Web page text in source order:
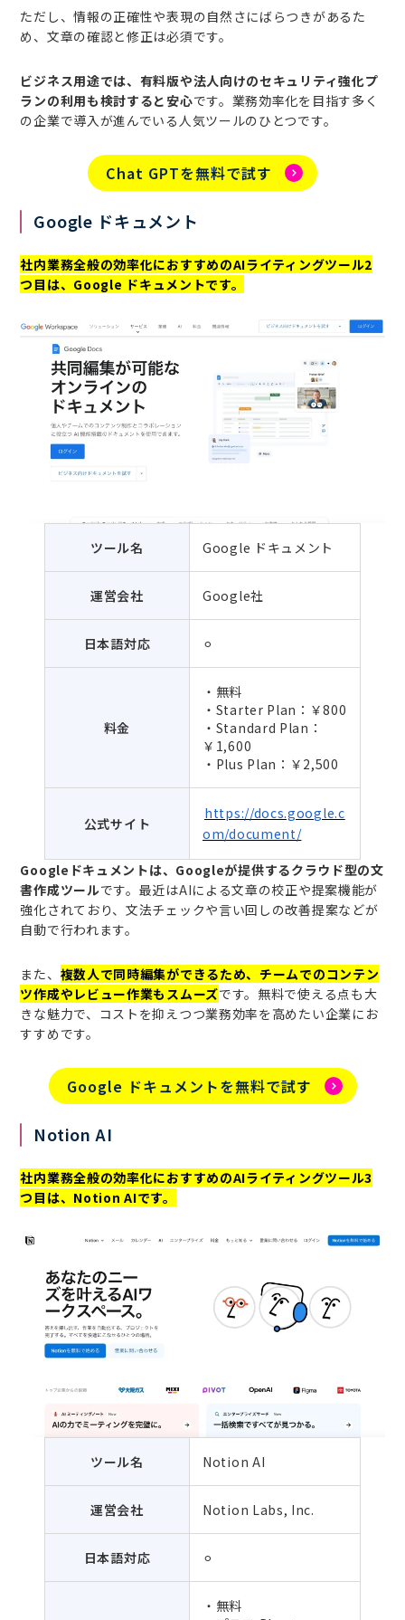
ただし、情報の正確性や表現の自然さにばらつきがあるた
め、文章の確認と修正は必須です。
ビジネス用途では、有料版や法人向けのセキュリティ強化プ
ランの利用も検討すると安心です。業務効率化を目指す多く
の企業で導入が進んでいる人気ツールのひとつです。
Chat GPTを無料で試す
Google ドキュメント
社内業務全般の効率化におすすめのAIライティングツール2
つ目は、Google ドキュメントです。
ツール名 Google ドキュメント
運営会社 Google社
日本語対応 ⚪︎
料金
・無料
・Starter Plan：￥800
・Standard Plan：
￥1,600
・Plus Plan：￥2,500
公式サイト
https://docs.google.c
om/document/
Googleドキュメントは、Googleが提供するクラウド型の文
書作成ツールです。最近はAIによる文章の校正や提案機能が
強化されており、文法チェックや言い回しの改善提案などが
自動で行われます。
また、 複数人で同時編集ができるため、チームでのコンテン
ツ作成やレビュー作業もスムーズです。無料で使える点も大
きな魅力で、コストを抑えつつ業務効率を高めたい企業にお
すすめです。
Google ドキュメントを無料で試す
Notion AI
社内業務全般の効率化におすすめのAIライティングツール3
つ目は、Notion AIです。
ツール名 Notion AI
運営会社 Notion Labs, Inc.
日本語対応 ⚪︎
・無料